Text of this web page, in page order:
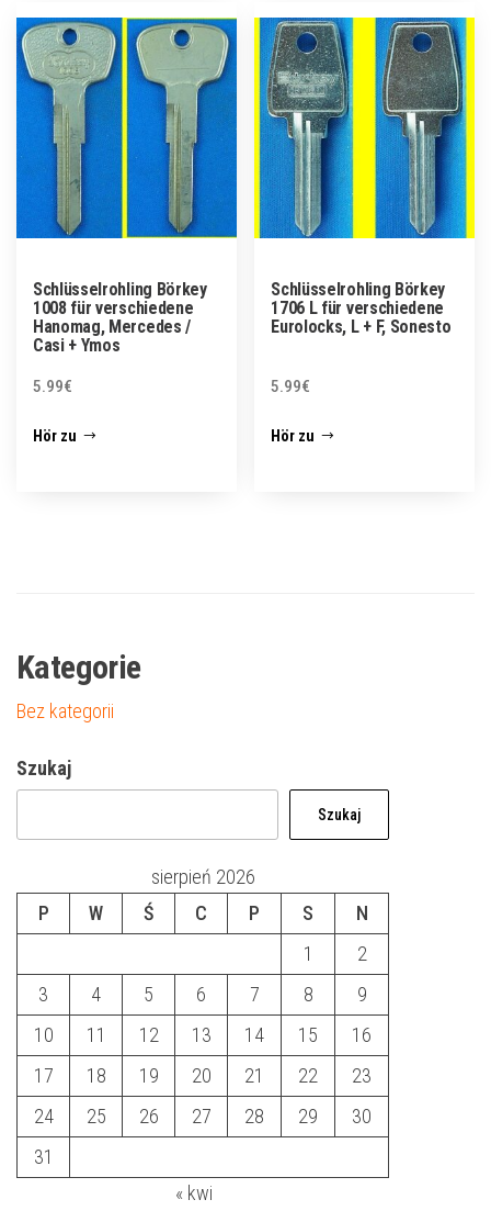
Schlüsselrohling Börkey
1008 für verschiedene
Hanomag, Mercedes /
Casi + Ymos
5.99€
Hör zu
Schlüsselrohling Börkey
1706 L für verschiedene
Eurolocks, L + F, Sonesto
5.99€
Hör zu
Kategorie
Bez kategorii
Szukaj
Szukaj
sierpień 2026
P
W Ś C P S
N
1
2
3
4 5 6 7 8
9
10
11 12 13 14 15
16
17
18 19 20 21 22
23
24
25 26 27 28 29
30
31
« kwi